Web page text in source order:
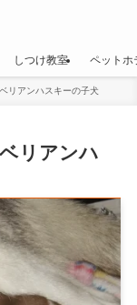
しつけ教室 ペットホ
リアンハスキーの子犬
リアンハ